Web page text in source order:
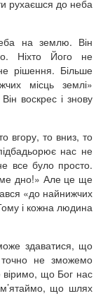
рухаєшся до неба
на землю. Він
Ніхто Його не
рішення. Більше
місць землі»
воскрес і знову
вгору, то вниз, то
нас не
все було просто.
дно!» Але це ще
«до найнижчих
і кожна людина
здаватися, що
не зможемо
віримо, що Бог нас
що шлях